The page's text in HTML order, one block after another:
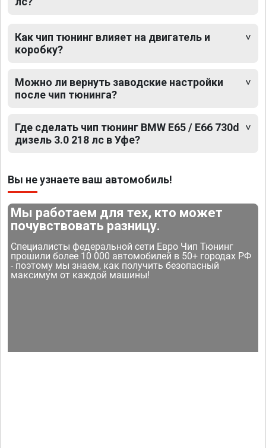
Как чип тюнинг влияет на двигатель и
коробку?
Можно ли вернуть заводские настройки
после чип тюнинга?
Где сделать чип тюнинг BMW E65 / E66 730d
дизель 3.0 218 лс в Уфе?
Вы не узнаете ваш автомобиль!
Мы работаем для тех, кто может
почувствовать разницу.
Специалисты федеральной сети Евро Чип Тюнинг
прошили более 10 000 автомобилей в 50+ городах РФ
- поэтому мы знаем, как получить безопасный
максимум от каждой машины!